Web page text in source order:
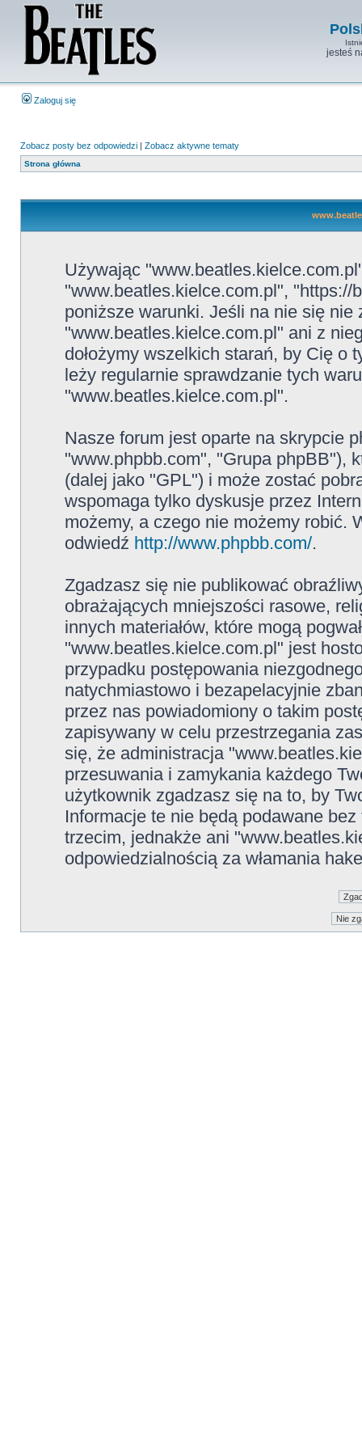
jesteś
Zaloguj się
Zobacz posty bez odpowiedzi | Zobacz aktywne tematy
Strona główna
Używając
"www.beatles.kielce.com.pl",
poniższe warunki. Jeśli na nie się
"www.beatles.kielce.com.pl" ani z
dołożymy wszelkich starań, by Cię o
leży regularnie sprawdzanie tych
"www.beatles.kielce.com.pl".
Nasze forum jest oparte na skrypcie
"www.phpbb.com", "Grupa phpBB"),
(dalej jako "GPL") i może zostać
wspomaga tylko dyskusje przez
możemy, a czego nie możemy robić.
odwiedź http://www.phpbb.com/.
Zgadzasz się nie publikować
obrażających mniejszości rasowe,
innych materiałów, które mogą
"www.beatles.kielce.com.pl" jest
przypadku postępowania
natychmiastowo i bezapelacyjnie
przez nas powiadomiony o takim
zapisywany w celu przestrzegania
się, że administracja
przesuwania i zamykania każdego
użytkownik zgadzasz się na to, by
Informacje te nie będą podawane
trzecim, jednakże ani
odpowiedzialnością za włamania